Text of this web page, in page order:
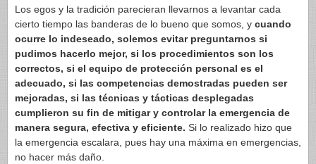
Los egos y la tradición parecieran llevarnos a levantar cada
cierto tiempo las banderas de lo bueno que somos, y cuando
ocurre lo indeseado, solemos evitar preguntarnos si
pudimos hacerlo mejor, si los procedimientos son los
correctos, si el equipo de protección personal es el
adecuado, si las competencias demostradas pueden ser
mejoradas, si las técnicas y tácticas desplegadas
cumplieron su fin de mitigar y controlar la emergencia de
manera segura, efectiva y eficiente. Si lo realizado hizo que
la emergencia escalara, pues hay una máxima en emergencias,
no hacer más daño.